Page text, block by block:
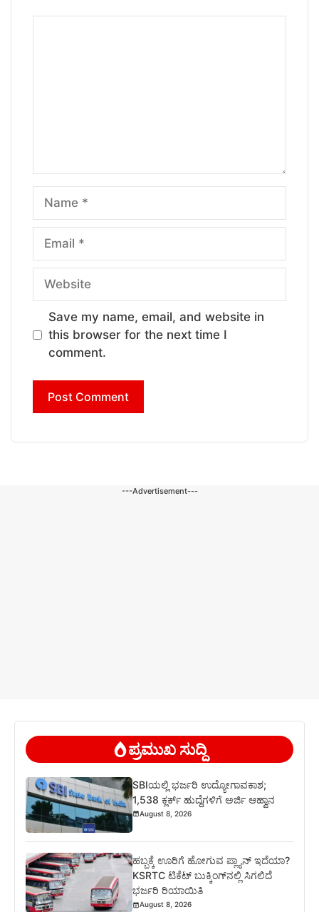
Name
Email
Website
Save my name, email, and website in
this browser for the next time I
comment.
---Advertisement---
ಪ್ರಮುಖ ಸುದ್ದಿ
SBIಯಲ್ಲಿ ಭರ್ಜರಿ ಉದ್ಯೋಗಾವಕಾಶ;
1,538 ಕ್ಲರ್ಕ್ ಹುದ್ದೆಗಳಿಗೆ ಅರ್ಜಿ ಆಹ್ವಾನ
August 8, 2026
ಹಬ್ಬಕ್ಕೆ ಊರಿಗೆ ಹೋಗುವ ಪ್ಲ್ಯಾನ್ ಇದೆಯಾ?
KSRTC ಟಿಕೆಟ್ ಬುಕ್ಕಿಂಗ್‌ನಲ್ಲಿ ಸಿಗಲಿದೆ
ಭರ್ಜರಿ ರಿಯಾಯಿತಿ
August 8, 2026